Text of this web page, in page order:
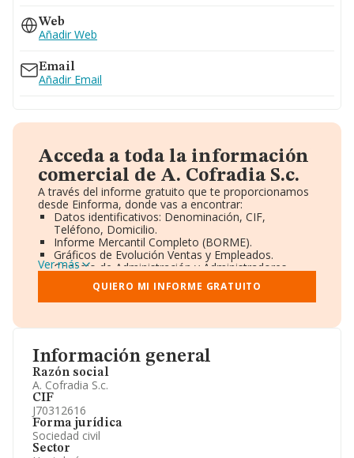
Información general
Razón social
A. Cofradia S.c.
CIF
J70312616
Forma jurídica
Sociedad civil
Sector
Web
Añadir Web
Email
Añadir Email
Acceda a toda la información
comercial de A. Cofradia S.c.
A través del informe gratuito que te proporcionamos
desde Einforma, donde vas a encontrar:
Datos identificativos: Denominación, CIF,
Teléfono, Domicilio.
Informe Mercantil Completo (BORME).
Gráficos de Evolución Ventas y Empleados.
Consejo de Administración y Administradores.
Directivos y Ejecutivos.
Accionistas.
Participaciones y Vinculaciones en otras empresas.
Información oficial y registral complementaria.
Ver más
QUIERO MI INFORME GRATUITO